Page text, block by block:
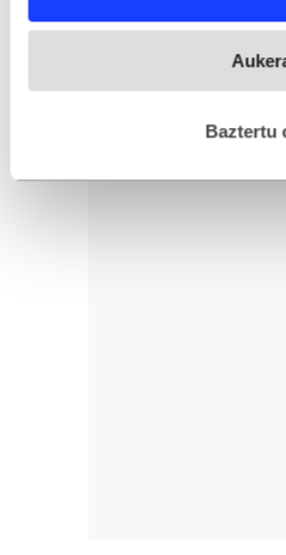
fitxategiak erabiltzen ditu.
esplizitua ematen diguzu.
Baztertu